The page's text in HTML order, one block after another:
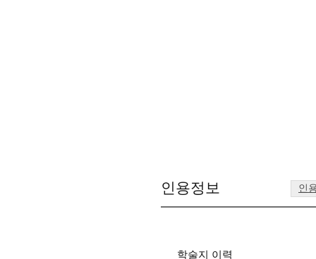
인용정보 인
학술지 이력